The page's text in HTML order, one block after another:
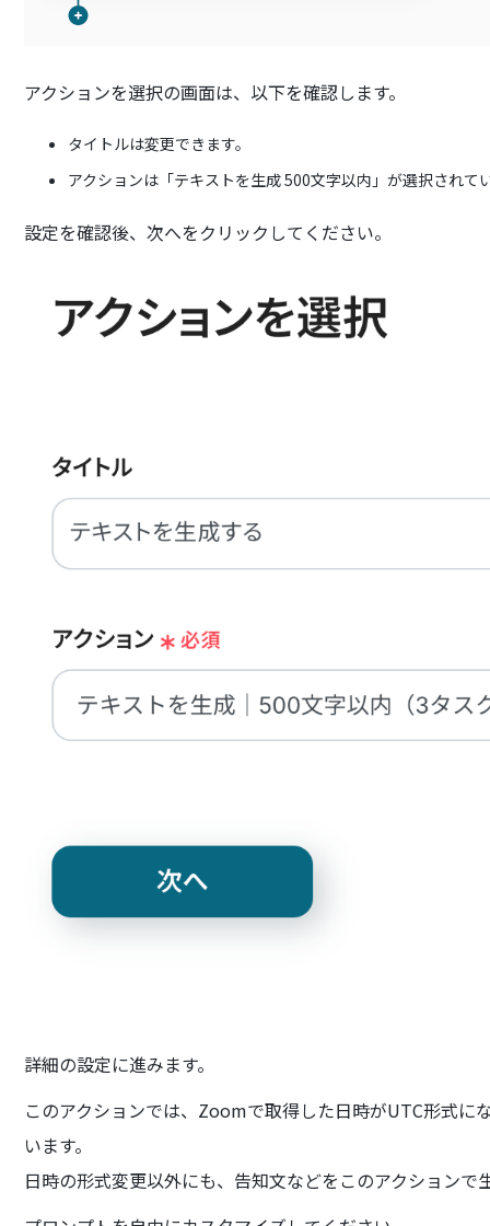
アクションを選択の画面は、以下を確認します。
タイトルは変更できます。
アクションは「テキストを生成 500文字以内」が選択されて
設定を確認後、次へをクリックしてください。
詳細の設定に進みます。
このアクションでは、Zoomで取得した日時がUTC形式
います。
日時の形式変更以外にも、告知文などをこのアクションで